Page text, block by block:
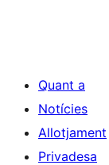
Quant a
Notícies
Allotjament
Privadesa